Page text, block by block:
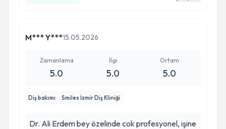
M*** Y***15.05.2026
Zamanlama
5.0
İlgi
5.0
Ortam
5.0
Diş bakımı Smiles İzmir Diş Kliniği
Dr. Ali Erdem bey özelinde cok profesyonel, işine